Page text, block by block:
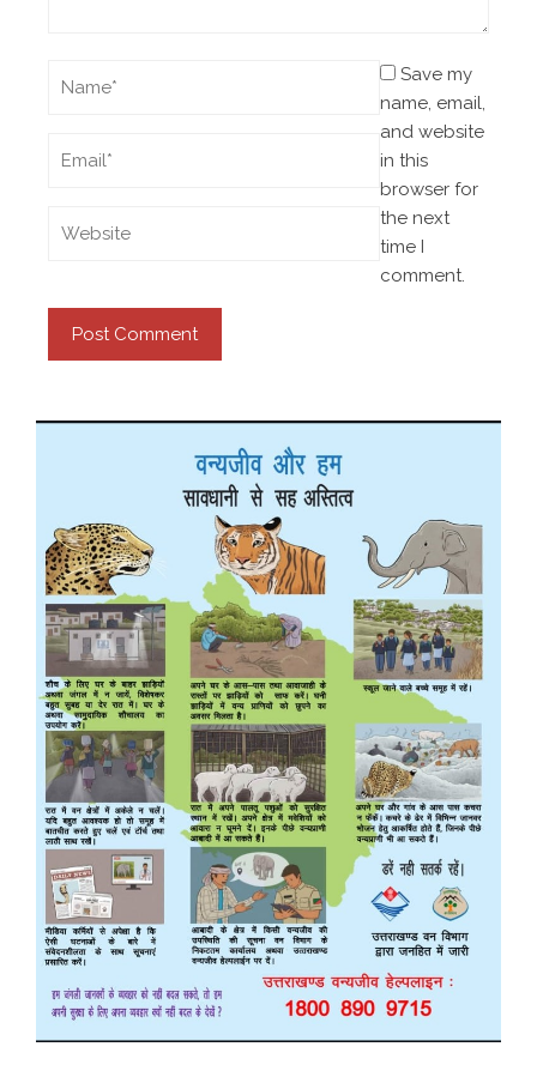
Save my
name, email,
and website
in this
browser for
the next
time I
comment.